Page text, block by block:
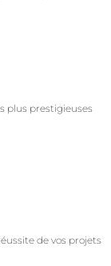
plus prestigieuses
de vos projets